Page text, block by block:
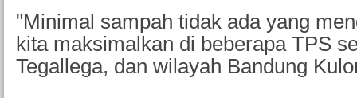
"Minimal sampah tidak ada yang
kita maksimalkan di beberapa TPS
Tegallega, dan wilayah Bandung